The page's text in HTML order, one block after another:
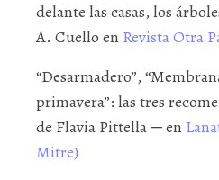
delante las casas, los
A. Cuello en Revista Otra
“Desarmadero”,
primavera”: las tres
de Flavia Pittella ─ en
Mitre)